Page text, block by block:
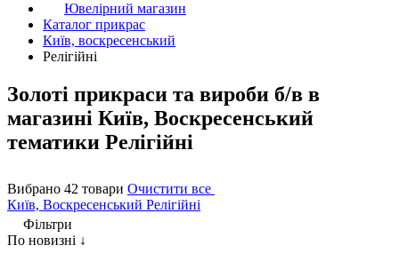
Ювелірний магазин
Каталог прикрас
Київ, воскресенський
Релігійні
Золоті прикраси та вироби б/в в
магазині Київ, Воскресенський
тематики Релігійні
Вибрано 42 товари Очистити все
Київ, Воскресенський Релігійні
Фільтри
По новизні ↓